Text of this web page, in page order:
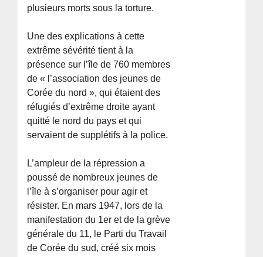
plusieurs morts sous la torture.
Une des explications à cette
extrême sévérité tient à la
présence sur l’île de 760 membres
de « l’association des jeunes de
Corée du nord », qui étaient des
réfugiés d’extrême droite ayant
quitté le nord du pays et qui
servaient de supplétifs à la police.
L’ampleur de la répression a
poussé de nombreux jeunes de
l’île à s’organiser pour agir et
résister. En mars 1947, lors de la
manifestation du 1er et de la grève
générale du 11, le Parti du Travail
de Corée du sud, créé six mois